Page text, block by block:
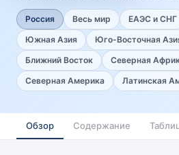
Россия Весь мир ЕАЭС и СНГ
Южная Азия
Юго-Восточная
Ближний Восток
Северная
Северная Америка
Латинская
Обзор Содержание